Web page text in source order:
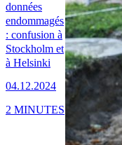
données
endommagés
: confusion à
Stockholm et
à Helsinki
04.12.2024
2 MINUTES